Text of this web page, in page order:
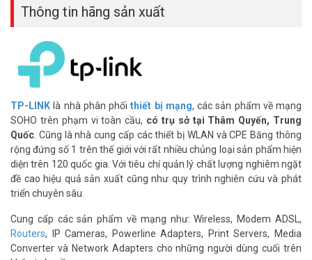
Đèn Báo Tín Hiệu Thông Minh
Đèn báo tín hiệu thông minh cho biết cường độ tín hiệu nhận được
từ router hiện có. Quan sát màu sác tín hiệu đèn để tìm vị trí tốt
nhất cho RE200 của bạn.
Bộ Chuyển Đổi Cho Thiết Bị Giải Trí
Cổng Ethernet đơn của RE200 cho phép thiết bị hoạt động như bộ
chuyển đổi Wi-Fi để kết nối với các thiết bị có dây như máy tính bàn,
máy chơi game consoles, Blu-ray® player và Tivi Internet. Đồng
Thông tin hãng sản xuất
TP-LINK là nhà phân phốithiết bị mạng, các sản phẩm về mạng
SOHO trên phạm vi toàn cầu, có trụ sở tại Thâm Quyến, Trung
Quốc . Cũng là nhà cung cấp các thiết bị WLAN và CPE Băng thông
rộng đứng số 1 trên thế giới với rất nhiều chủng loại sản phẩm hiện
diện trên 120 quốc gia. Với tiêu chí quản lý chất lượng nghiêm ngặt
đề cao hiệu quả sản xuất cũng như quy trình nghiên cứu và phát
triển chuyên sâu.
Cung cấp các sản phẩm về mạng như: Wireless, Modem ADSL,
Routers, IP Cameras, Powerline Adapters, Print Servers, Media
Converter và Network Adapters cho những người dùng cuối trên